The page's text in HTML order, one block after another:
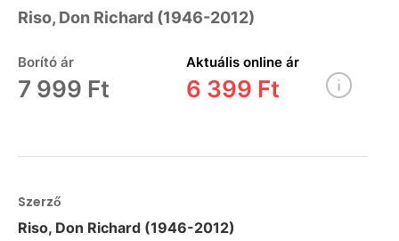
Riso, Don Richard (1946-2012)
Borító ár
7 999 Ft
Aktuális online ár
6 399 Ft
Szerző
Riso, Don Richard (1946-2012)